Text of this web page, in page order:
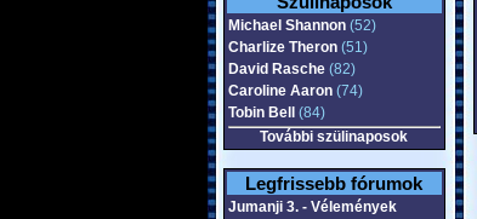
Michael Shannon(52)
Charlize Theron(51)
David Rasche(82)
Caroline Aaron(74)
Tobin Bell
(84)
További szülinaposok
Legfrissebb fórumok
Jumanji 3. - Vélemények